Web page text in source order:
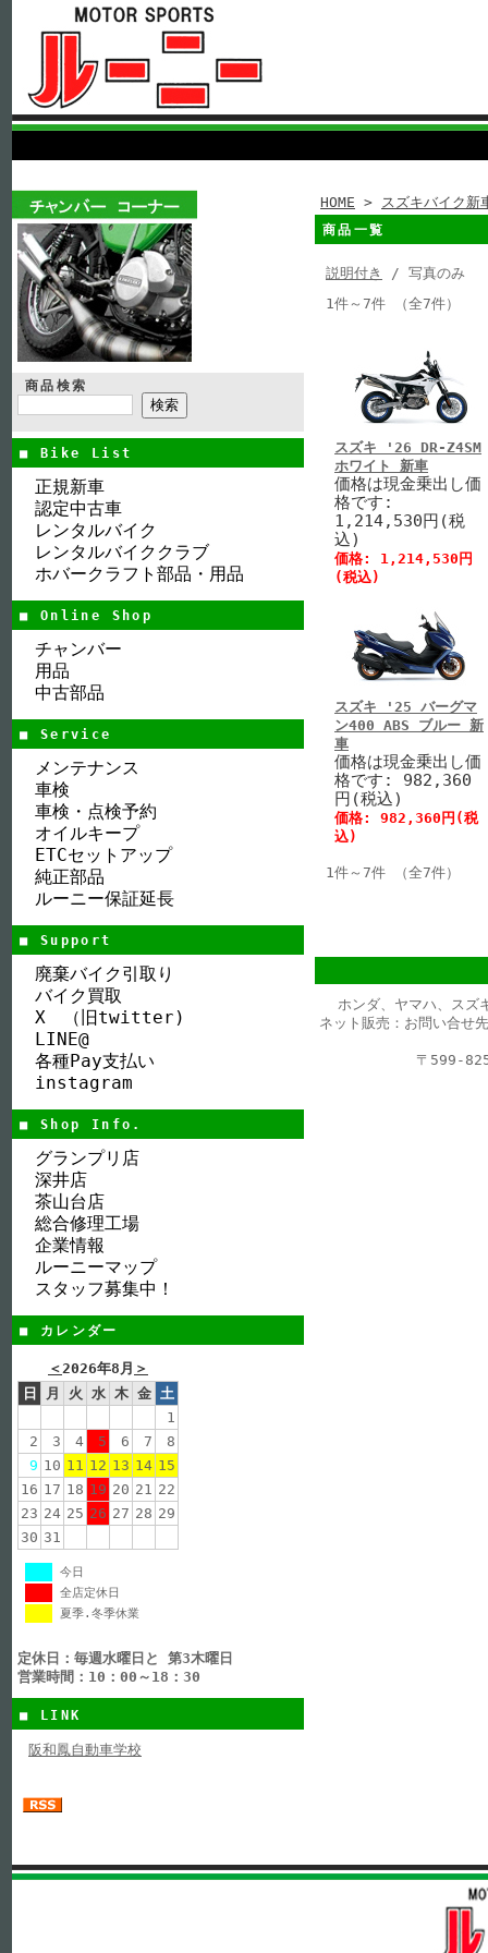
商品検索
■ Bike List
正規新車
認定中古車
レンタルバイク
レンタルバイククラブ
ホバークラフト部品・用品
■ Online Shop
チャンバー
用品
中古部品
■ Service
メンテナンス
車検
車検・点検予約
オイルキープ
ETCセットアップ
純正部品
ルーニー保証延長
■ Support
廃棄バイク引取り
バイク買取
X （旧twitter)
LINE@
各種Pay支払い
instagram
■ Shop Info.
グランプリ店
深井店
茶山台店
総合修理工場
企業情報
ルーニーマップ
スタッフ募集中！
■ カレンダー
＜2026年8月 ＞
日
月 火 水 木 金 土
1
2
3 4 5 6 7
8
9 10 11 12 13 14 15
16 17 18 19 20 21 22
23 24 25 26 27 28 29
30 31
今日
全店定休日
夏季.冬季休業
定休日：毎週水曜日と 第3木曜日
営業時間：10：00～18：30
■ LINK
阪和鳳自動車学校
HOME > スズキバイク新
商品一覧
説明付き
/ 写真のみ
1件～7件 （全7件）
スズキ '26 DR-Z4SM
ホワイト 新車
価格は現金乗出し価
格です:
1,214,530円(税
込)
価格: 1,214,530円
(税込)
スズキ '25 バーグマ
ン400 ABS ブルー 新
車
価格は現金乗出し価
格です: 982,360
円(税込)
価格: 982,360円(税
込)
1件～7件 （全7件）
ホンダ、ヤマハ、スズ
ネット販売：お問い合せ
〒599-